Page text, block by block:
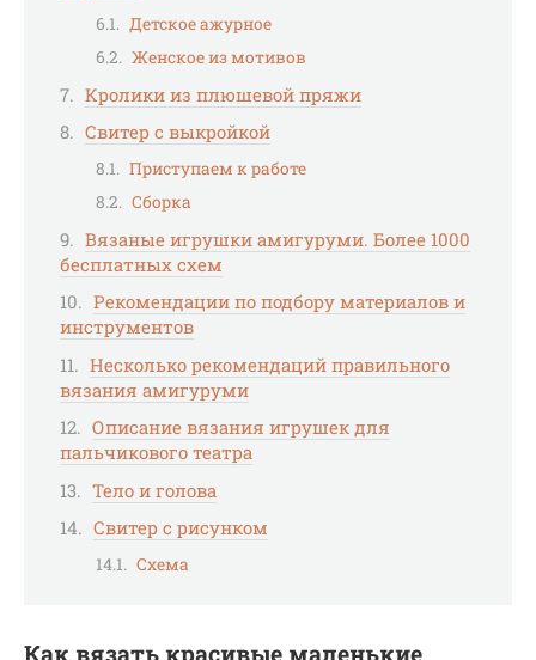
Детское ажурное
Женское из мотивов
Кролики из плюшевой пряжи
Свитер с выкройкой
Приступаем к работе
Сборка
Вязаные игрушки амигуруми. Более 1000
бесплатных схем
Рекомендации по подбору материалов и
инструментов
Несколько рекомендаций правильного
вязания амигуруми
Описание вязания игрушек для
пальчикового театра
Тело и голова
Свитер с рисунком
Схема
Как вязать красивые маленькие